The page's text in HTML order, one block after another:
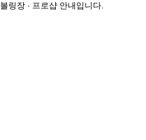
볼링장 · 프로샵 안내입니다.